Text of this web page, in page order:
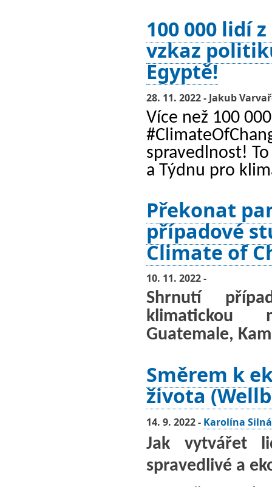
100 000 lidí
vzkaz
Egyptě!
28. 11. 2022 - Jakub
Více než 100
spravedlnost!
a Týdnu pro
Překonat
případové
Climate of
10. 11. 2022 -
Shrnutí
klimatickou
Guatemale,
Směrem k
života
14. 9. 2022 - Karolína Silná
Jak vytvářet
spravedlivé a